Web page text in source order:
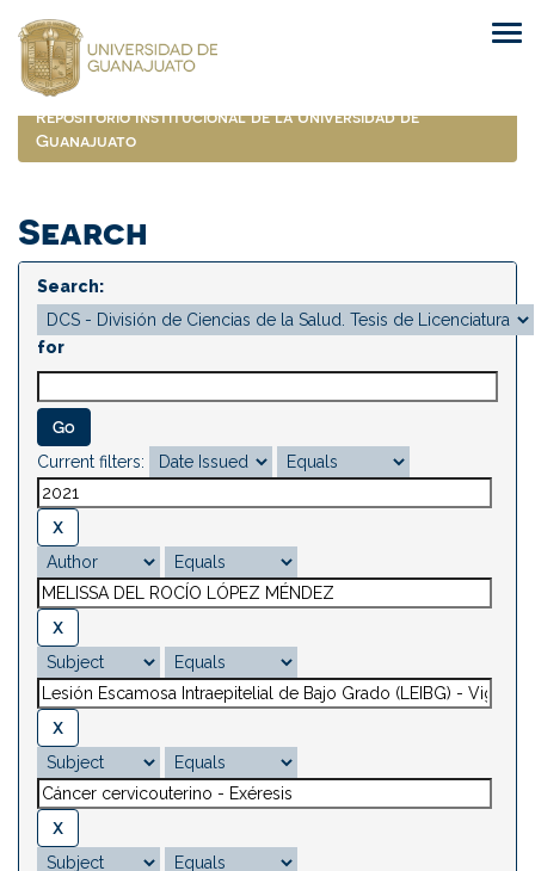
navigation
Repositorio Institucional de la Universidad de
Guanajuato
Search
Search:
for
Current filters: